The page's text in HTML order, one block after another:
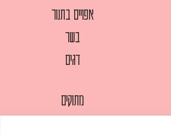
אפויים בתנור
בשר
דגים
מתוקים